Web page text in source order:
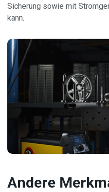
Sicherung sowie mit
kann.
Andere